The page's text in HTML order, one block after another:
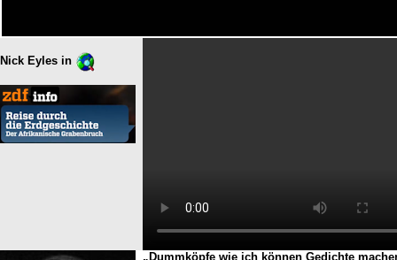
Nick Eyles in
„Dummköpfe wie ich können Gedichte